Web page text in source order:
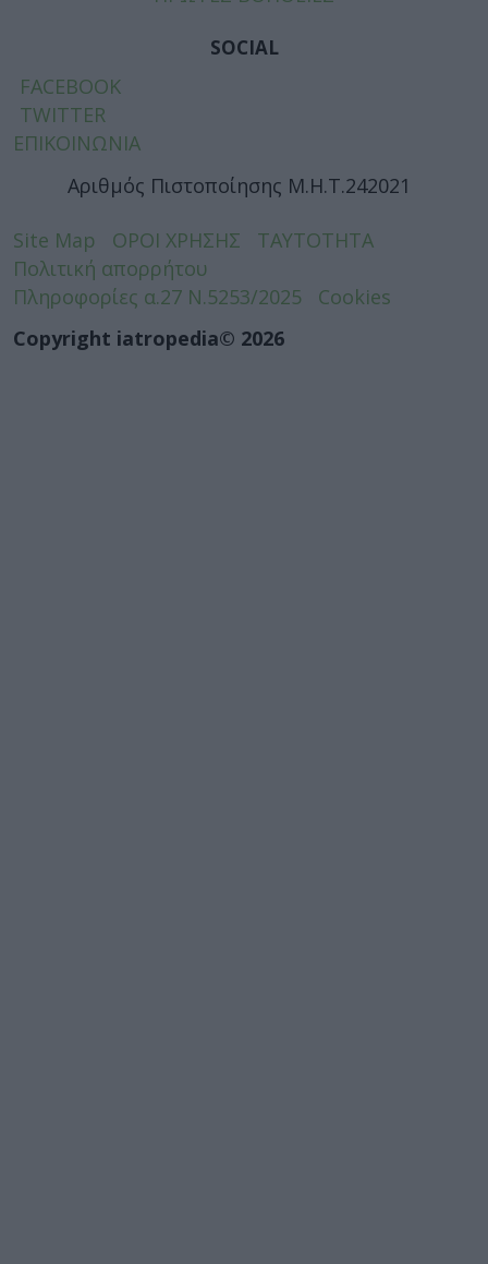
SOCIAL
FACEBOOK
TWITTER
ΕΠΙΚΟΙΝΩΝΙΑ
Αριθμός Πιστοποίησης Μ.Η.Τ.242021
Site Map ΟΡΟΙ ΧΡΗΣΗΣ
ΤΑΥΤΟΤΗΤΑ
Πολιτική απορρήτου
Πληροφορίες α.27 Ν.5253/2025
Cookies
Copyright iatropedia© 2026